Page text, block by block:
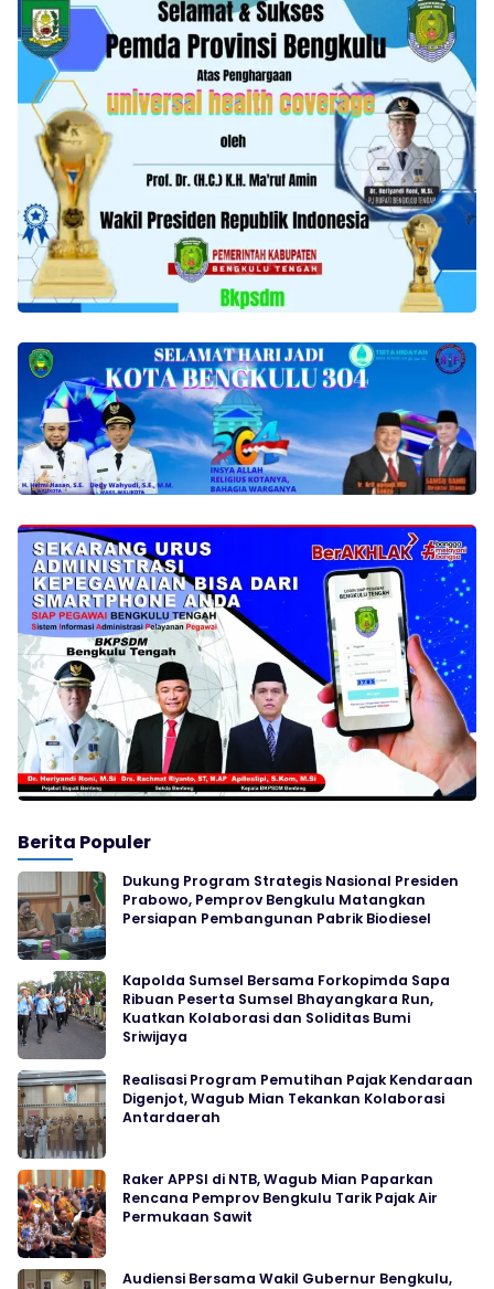
Berita Populer
Dukung Program Strategis Nasional Presiden
Prabowo, Pemprov Bengkulu Matangkan
Persiapan Pembangunan Pabrik Biodiesel
Kapolda Sumsel Bersama Forkopimda Sapa
Ribuan Peserta Sumsel Bhayangkara Run,
Kuatkan Kolaborasi dan Soliditas Bumi
Sriwijaya
Realisasi Program Pemutihan Pajak Kendaraan
Digenjot, Wagub Mian Tekankan Kolaborasi
Antardaerah
Raker APPSI di NTB, Wagub Mian Paparkan
Rencana Pemprov Bengkulu Tarik Pajak Air
Permukaan Sawit
Audiensi Bersama Wakil Gubernur Bengkulu,